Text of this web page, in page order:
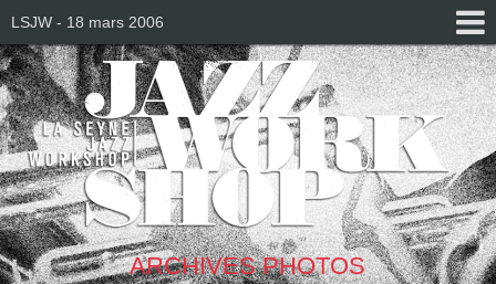
ARCHIVES PHOTOS
LSJW - 18 mars 2006